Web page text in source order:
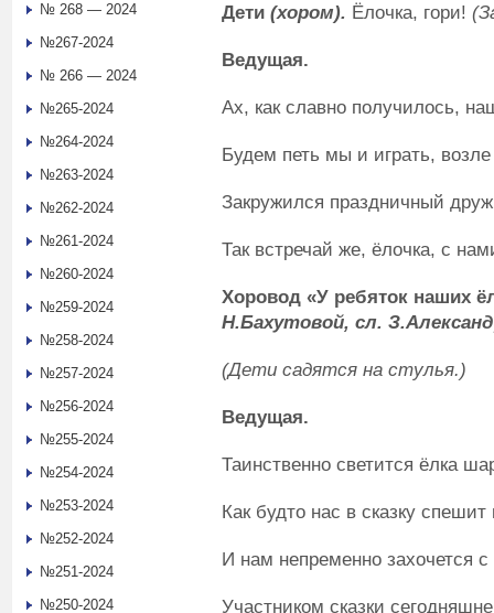
Дети (хором). Ёлочка, гори!
Ведущая.
Ах, как славно получилось,
Будем петь мы и играть,
Закружился праздничный
Так встречай же, ёлочка, с
Хоровод «У ребяток наших
Н.Бахутовой, сл.
(Дети садятся на стулья.)
Ведущая.
Таинственно светится ёлка
Как будто нас в сказку спешит
И нам непременно захочется
Участником сказки
№ 268 — 2024
№267-2024
№ 266 — 2024
№265-2024
№264-2024
№263-2024
№262-2024
№261-2024
№260-2024
№259-2024
№258-2024
№257-2024
№256-2024
№255-2024
№254-2024
№253-2024
№252-2024
№251-2024
№250-2024